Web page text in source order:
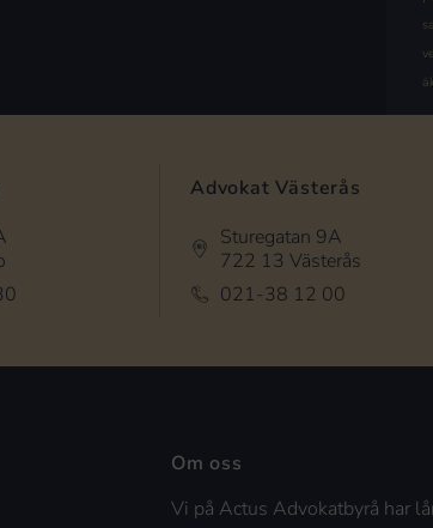
Advokat Västerås
Sturegatan 9A
722 13 Västerås
021-38 12 00
Om oss
Vi på Actus Advokatbyrå har